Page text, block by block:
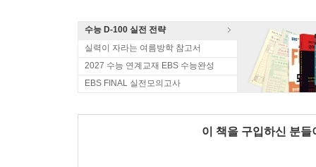
수능 D-100 실전 전략
실력이 자라는 여름방학 참고서
2027 수능 연계교재 EBS 수능완성
EBS FINAL 실전모의고사
이 책을 구입하신 분